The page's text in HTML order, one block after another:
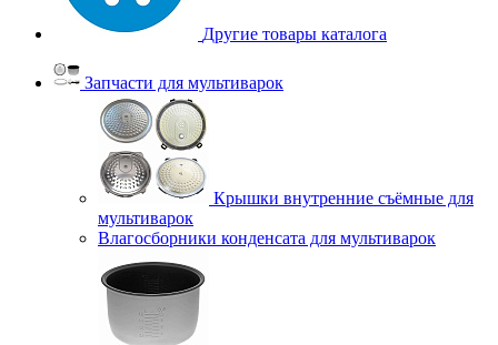
Другие товары каталога
Запчасти для мультиварок
Крышки внутренние съёмные для
мультиварок
Влагосборники конденсата для мультиварок